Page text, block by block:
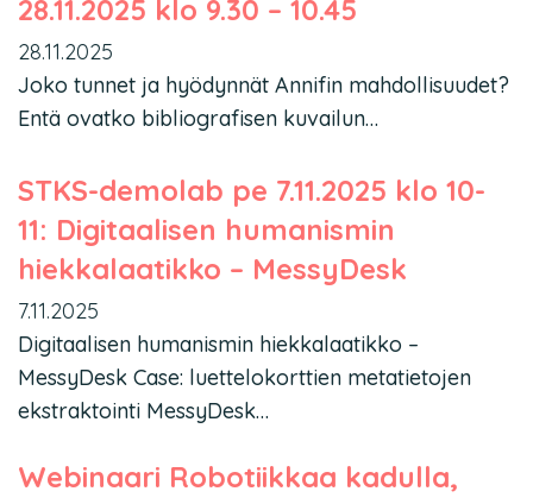
28.11.2025 klo 9.30 – 10.45
28.11.2025
Joko tunnet ja hyödynnät Annifin mahdollisuudet?
Entä ovatko bibliografisen kuvailun…
STKS-demolab pe 7.11.2025 klo 10-
11: Digitaalisen humanismin
hiekkalaatikko – MessyDesk
7.11.2025
Digitaalisen humanismin hiekkalaatikko –
MessyDesk Case: luettelokorttien metatietojen
ekstraktointi MessyDesk…
Webinaari Robotiikkaa kadulla,